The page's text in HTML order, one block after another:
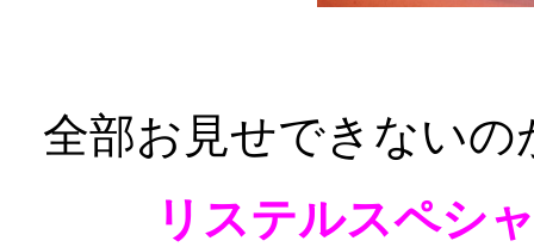
全部お見せできないの
リステルスペシ